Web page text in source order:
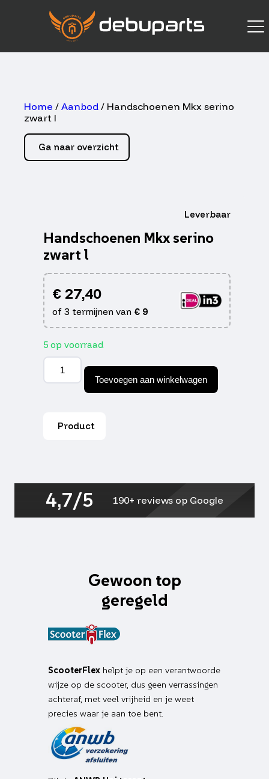
Home / Aanbod / Handschoenen Mkx serino
zwart l
Ga naar overzicht
Leverbaar
Handschoenen Mkx serino
zwart l
€27,40
of 3 termijnen van €9
5 op voorraad
Handschoenen
Mkx
serino
Toevoegen aan winkelwagen
Product
4,7/5 190+ reviews op Google
Gewoon top
geregeld
ScooterFlex helpt je op een verantwoorde
wijze op de scooter, dus geen verrassingen
achteraf, met veel vrijheid en je weet
precies waar je aan toe bent.